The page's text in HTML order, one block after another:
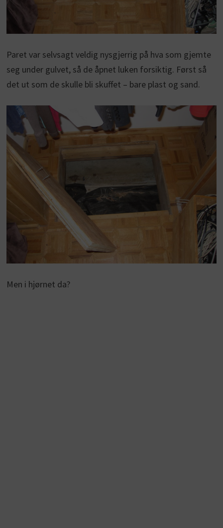
Paret var selvsagt veldig nysgjerrig på hva som gjemte
seg under gulvet, så de åpnet luken forsiktig. Først så
det ut som de skulle bli skuffet – bare plast og sand.
Men i hjørnet da?